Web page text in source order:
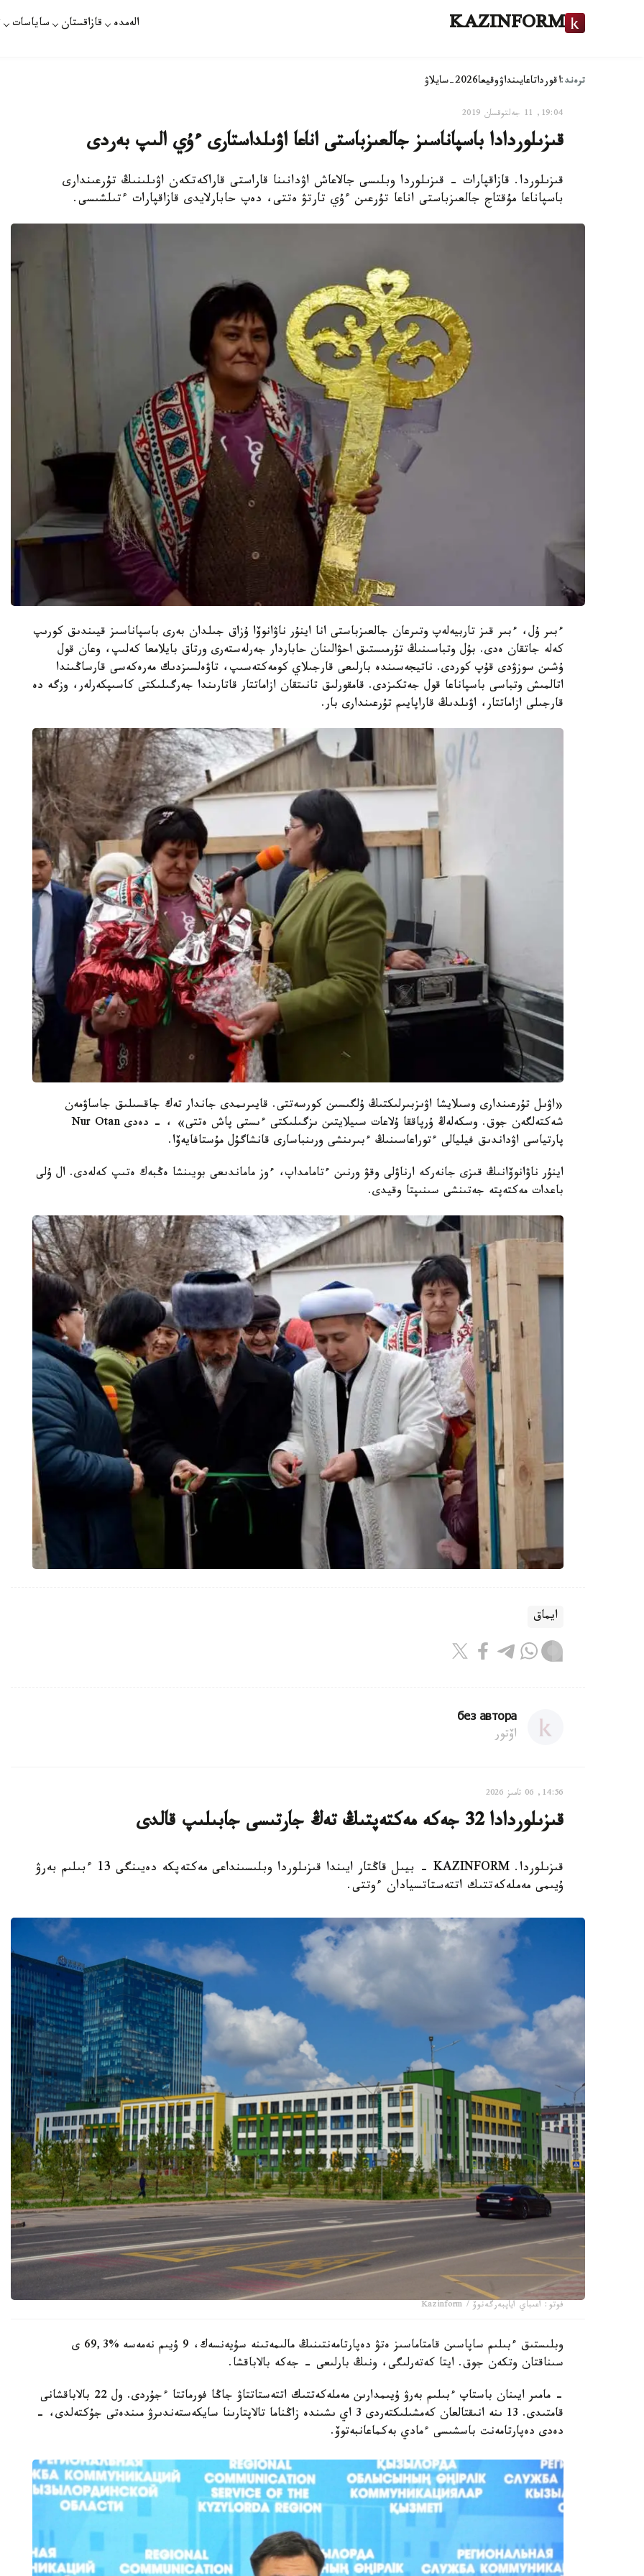
KAZINFORM الەمدە قازاقستان ساياسات
ترەند:اقورداتاعايىنداۋوقيعا2026-سايلاۋ
19:04, 11 جەلتوقسان 2019
قىزىلوردادا باسپاناسىز جالعىزباستى اناعا اۋىلداستارى ءۇي الىپ بەردى
قىزىلوردا. قازاقپارات - قىزىلوردا وبلىسى جالاعاش اۋدانىنا قاراستى قاراكەتكەن اۋىلىنىڭ تۇرعىندارى
باسپاناعا مۇقتاج جالعىزباستى اناعا تۇرعىن ءۇي تارتۋ ەتتى، دەپ حابارلايدى قازاقپارات ءتىلشىسى.
ءبىر ۇل، ءبىر قىز تاربيەلەپ وتىرعان جالعىزباستى انا اينۇر ناۋانوۆا ۇزاق جىلدان بەرى باسپاناسىز قيىندىق كورىپ
كەلە جاتقان ەدى. بۇل وتباسىنىڭ تۇرمىستىق احۋالىنان حاباردار جەرلەستەرى ورتاق بايلامعا كەلىپ، وعان قول
ۇشىن سوزۋدى قۇپ كوردى. ناتيجەسىندە بارلىعى قارجىلاي كومەكتەسىپ، تاۋەلسىزدىك مەرەكەسى قارساڭىندا
اتالمىش وتباسى باسپاناعا قول جەتكىزدى. قامقورلىق تانىتقان ازاماتتار قاتارىندا جەرگىلىكتى كاسىپكەرلەر، وزگە دە
قارجىلى ازاماتتار، اۋىلدىڭ قاراپايىم تۇرعىندارى بار.
«اۋىل تۇرعىندارى وسىلايشا اۋىزبىرلىكتىڭ ۇلگىسىن كورسەتتى. قايىرىمدى جاندار تەك جاقسىلىق جاساۋمەن
شەكتەلگەن جوق. وسكەلەڭ ۇرپاققا ۇلاعات سىيلايتىن ىزگىلىكتى ءىستى پاش ەتتى» ، - دەدى Nur Otan
پارتياسى اۋداندىق فيليالى ءتوراعاسىنىڭ ءبىرىنشى ورىنباسارى قانشاگۇل مۇستافايەۆا.
اينۇر ناۋانوۆانىڭ قىزى جانەركە ارناۋلى وقۋ ورنىن ءتامامداپ، ءوز ماماندىعى بويىنشا ەڭبەك ەتىپ كەلەدى. ال ۇلى
باعدات مەكتەپتە جەتىنشى سىنىپتا وقيدى.
ايماق
без автора
اۆتور
14:56, 06 تامىز 2026
قىزىلوردادا 32 جەكە مەكتەپتىڭ تەڭ جارتىسى جابىلىپ قالدى
قىزىلوردا. KAZINFORM - بيىل قاڭتار ايىندا قىزىلوردا وبلىسىنداعى مەكتەپكە دەيىنگى 13 ءبىلىم بەرۋ
ۇيىمى مەملەكەتتىك اتتەستاتسيادان ءوتتى.
فوتو: اعىباي اياپبەرگەنوۆ / Kazinform
وبلىستىق ءبىلىم ساپاسىن قامتاماسىز ەتۋ دەپارتامەنتىنىڭ مالىمەتىنە سۇيەنسەك، 9 ۇيىم نەمەسە %69,3 ى
سىناقتان وتكەن جوق. ايتا كەتەرلىگى، ونىڭ بارلىعى - جەكە بالاباقشا.
- مامىر ايىنان باستاپ ءبىلىم بەرۋ ۇيىمدارىن مەملەكەتتىك اتتەستاتتاۋ جاڭا فورماتتا ءجۇردى. ول 22 بالاباقشانى
قامتىدى. 13 ىنە انىقتالعان كەمشىلىكتەردى 3 اي ىشىندە زاڭناما تالاپتارىنا سايكەستەندىرۋ مىندەتى جۇكتەلدى، -
دەدى دەپارتامەنت باسشىسى ءمادي بەكماعانبەتوۆ.